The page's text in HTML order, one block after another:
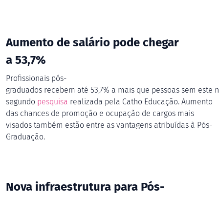
Aumento de salário pode chegar
a 53,7%
Profissionais pós-
graduados recebem até 53,7% a mais que pessoas sem este n
segundo pesquisa realizada pela Catho Educação. Aumento
das chances de promoção e ocupação de cargos mais
visados também estão entre as vantagens atribuídas à Pós-
Graduação.
Nova infraestrutura para Pós-